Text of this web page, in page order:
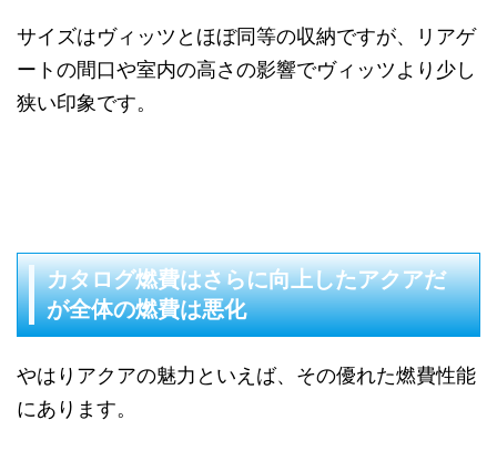
サイズはヴィッツとほぼ同等の収納ですが、リアゲ
ートの間口や室内の高さの影響でヴィッツより少し
狭い印象です。
カタログ燃費はさらに向上したアクアだ
が全体の燃費は悪化
やはりアクアの魅力といえば、その優れた燃費性能
にあります。